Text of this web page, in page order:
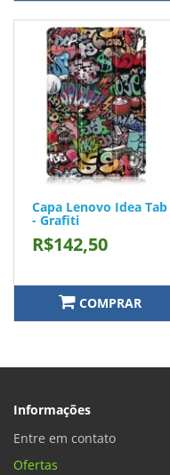
Capa Lenovo Idea Tab
- Grafiti
R$142,50
COMPRAR
Informações
Entre em contato
Ofertas